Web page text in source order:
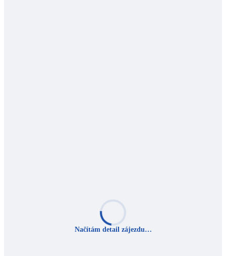
Načítám detail zájezdu…